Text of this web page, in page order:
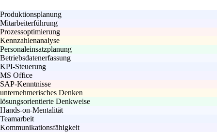
Produktionsplanung
Mitarbeiterführung
Prozessoptimierung
Kennzahlenanalyse
Personaleinsatzplanung
Betriebsdatenerfassung
KPI-Steuerung
MS Office
SAP-Kenntnisse
unternehmerisches Denken
lösungsorientierte Denkweise
Hands-on-Mentalität
Teamarbeit
Kommunikationsfähigkeit